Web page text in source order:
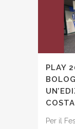
PLAY
Per il